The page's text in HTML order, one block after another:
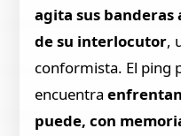
agita sus banderas
de su interlocutor,
conformista. El ping
encuentra
puede, con